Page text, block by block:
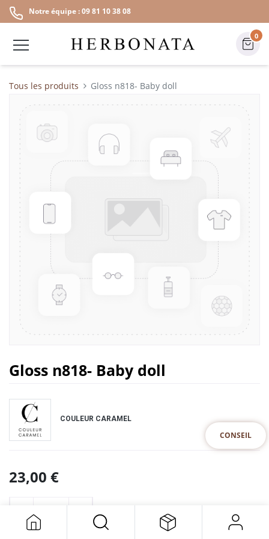
Notre équipe : 09 81 10 38 08
0
CONSEIL
Tous les produits Gloss n818- Baby doll
Gloss n818- Baby doll
COULEUR CARAMEL
23,00 €